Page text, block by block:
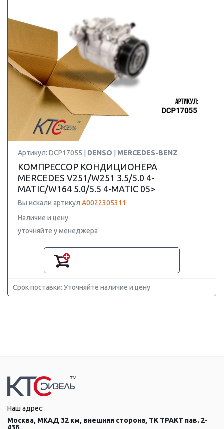
Артикул: DCP17055 | DENSO MERCEDES-BENZ
КОМПРЕССОР КОНДИЦИОНЕРА
MERCEDES V251/W251 3.5/5.0 4-
MATIC/W164 5.0/5.5 4-MATIC 05>
Вы искали артикул A0022305311
Наличие и цену
уточняйте у менеджера
Срок поставки: Уточняйте наличие и цену
Наш адрес:
Москва, МКАД 32 км, внешняя сторона, ТК ТРАКТ пав. 2-